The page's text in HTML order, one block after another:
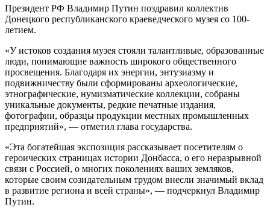
Президент РФ Владимир Путин поздравил коллектив
Донецкого республиканского краеведческого музея со 100-
летием.
«У истоков создания музея стояли талантливые, образованные
люди, понимающие важность широкого общественного
просвещения. Благодаря их энергии, энтузиазму и
подвижничеству были сформированы археологические,
этнографические, нумизматические коллекции, собраны
уникальные документы, редкие печатные издания,
фотографии, образцы продукции местных промышленных
предприятий», — отметил глава государства.
«Эта богатейшая экспозиция рассказывает посетителям о
героических страницах истории Донбасса, о его неразрывной
связи с Россией, о многих поколениях ваших земляков,
которые своим созидательным трудом внесли значимый вклад
в развитие региона и всей страны», — подчеркнул Владимир
Путин.